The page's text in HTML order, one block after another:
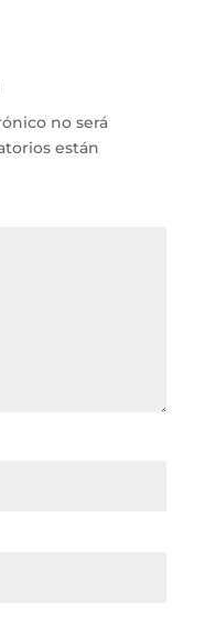
no será
están